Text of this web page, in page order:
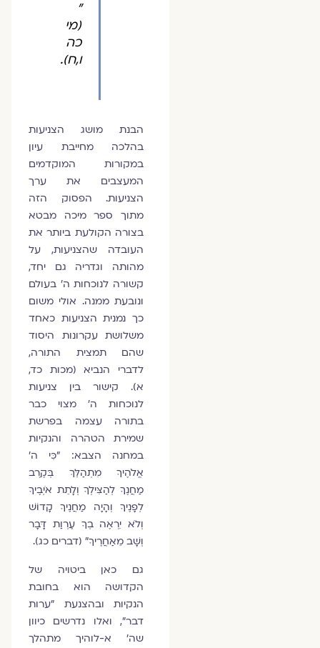
(מי
כה
ו,ח).
הבנת מושג הצניעות
בהלכה מחייבת עיון
במקורות המוקדמים
המעצבים את ערך
הצניעות. הפסוק הזה
מתוך ספר מיכה מבטא
בצורה הקולעת ביותר את
העובדה שהצניעות, על
מהותה וגדריה גם יחד,
קשורה לנוכחות ה' בעולם
ונובעת ממנה. אולי משום
כך נמנית הצניעות כאחד
משלושת עקרונות היסוד
שהם תמצית התורה,
לדברי הנביא (מכות כד,
א). קישור בין צניעות
לנוכחות ה' מצוי כבר
בתורה עצמה בפרשת
שמירת הטהרה והנקיות
במחנה הצבא: "כִּי ה'
אֱלֹהֶיךָ מִתְהַלֵּךְ בְּקֶרֶב
מַחֲנֶךָ לְהַצִּילְךָ וְלָתֵת אֹיְבֶיךָ
לְפָנֶיךָ וְהָיָה מַחֲנֶיךָ קָדוֹשׁ
וְלֹא יִרְאֶה בְךָ עֶרְוַת דָּבָר
וְשָׁב מֵאַחֲרֶיךָ" (דברים כג).
גם כאן ביטויה של
הקדושה הוא בחובת
הנקיות ובהצנעת "ערות
דבר", ואלו נדרשים כיוון
שה' א-לוהיך מתהלך